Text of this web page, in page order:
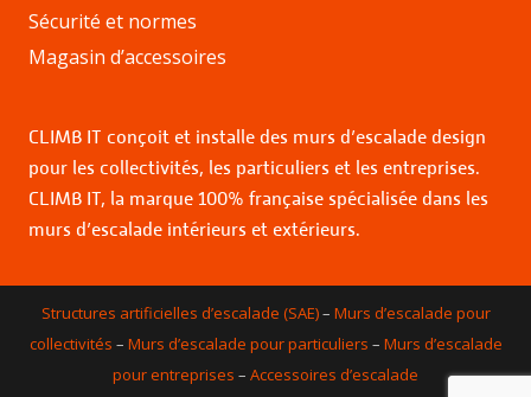
Sécurité et normes
Magasin d’accessoires
CLIMB IT conçoit et installe des murs d’escalade design
pour les collectivités, les particuliers et les entreprises.
CLIMB IT, la marque 100% française spécialisée dans les
murs d’escalade intérieurs et extérieurs.
Structures artificielles d’escalade (SAE)– Murs d’escalade pour
collectivités – Murs d’escalade pour particuliers – Murs d’escalade
pour entreprises – Accessoires d’escalade